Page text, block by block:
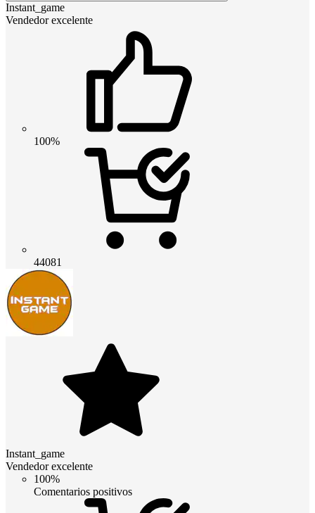
Instant_game
Vendedor excelente
100%
44081
Instant_game
Vendedor excelente
100%
Comentarios positivos